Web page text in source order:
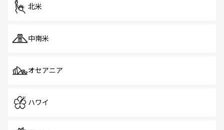
北米
中南米
オセアニア
ハワイ